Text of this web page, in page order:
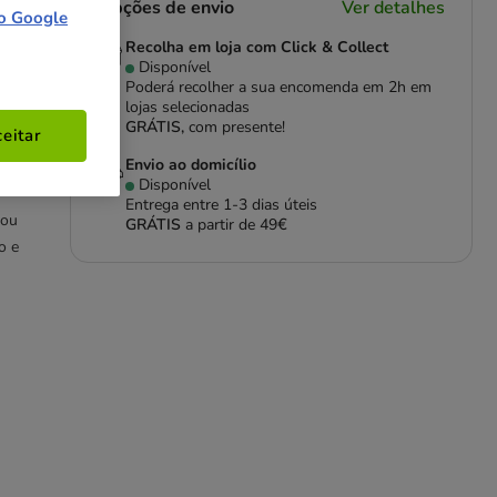
e
Opções de envio Ver detalhes
Recolha em loja com Click & Collect
Disponível
Poderá recolher a sua encomenda em 2h em
lojas selecionadas
GRÁTIS,com presente!
Envio ao domicílio
Disponível
Entrega entre 1-3 dias úteis
GRÁTIS a partir de 49€
Google